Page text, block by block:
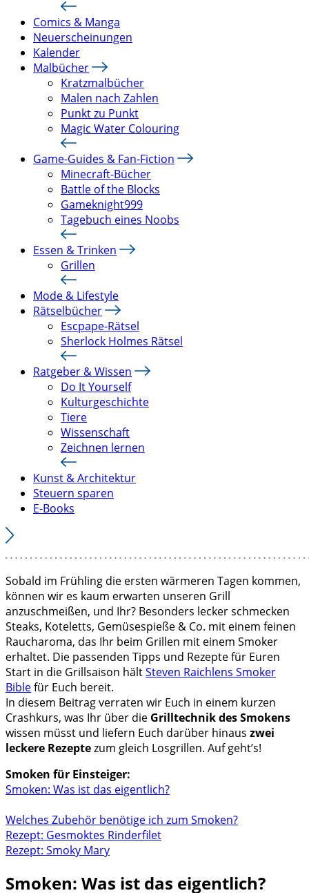
Comics & Manga
Neuerscheinungen
Kalender
Malbücher
Kratzmalbücher
Malen nach Zahlen
Punkt zu Punkt
Magic Water Colouring
Game-Guides & Fan-Fiction
Minecraft-Bücher
Battle of the Blocks
Gameknight999
Tagebuch eines Noobs
Essen & Trinken
Grillen
Mode & Lifestyle
Rätselbücher
Escpape-Rätsel
Sherlock Holmes Rätsel
Ratgeber & Wissen
Do It Yourself
Kulturgeschichte
Tiere
Wissenschaft
Zeichnen lernen
Kunst & Architektur
Steuern sparen
E-Books
Sobald im Frühling die ersten wärmeren Tagen kommen,
können wir es kaum erwarten unseren Grill
anzuschmeißen, und Ihr? Besonders lecker schmecken
Steaks, Koteletts, Gemüsespieße & Co. mit einem feinen
Raucharoma, das Ihr beim Grillen mit einem Smoker
erhaltet. Die passenden Tipps und Rezepte für Euren
Start in die Grillsaison hältSteven Raichlens Smoker
Biblefür Euch bereit.
In diesem Beitrag verraten wir Euch in einem kurzen
Crashkurs, was Ihr über die Grilltechnik des Smokens
wissen müsst und liefern Euch darüber hinaus zwei
leckere Rezeptezum gleich Losgrillen. Auf geht’s!
Smoken für Einsteiger:
Smoken: Was ist das eigentlich?
Welches Zubehör benötige ich zum Smoken?
Rezept: Gesmoktes Rinderfilet
Rezept: Smoky Mary
Smoken: Was ist das eigentlich?